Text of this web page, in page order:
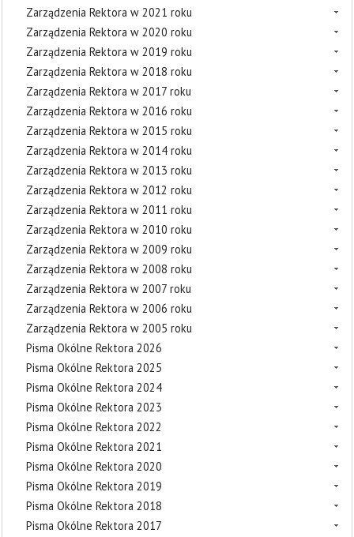
Zarządzenia Rektora w 2021 roku
Zarządzenia Rektora w 2020 roku
Zarządzenia Rektora w 2019 roku
Zarządzenia Rektora w 2018 roku
Zarządzenia Rektora w 2017 roku
Zarządzenia Rektora w 2016 roku
Zarządzenia Rektora w 2015 roku
Zarządzenia Rektora w 2014 roku
Zarządzenia Rektora w 2013 roku
Zarządzenia Rektora w 2012 roku
Zarządzenia Rektora w 2011 roku
Zarządzenia Rektora w 2010 roku
Zarządzenia Rektora w 2009 roku
Zarządzenia Rektora w 2008 roku
Zarządzenia Rektora w 2007 roku
Zarządzenia Rektora w 2006 roku
Zarządzenia Rektora w 2005 roku
Pisma Okólne Rektora 2026
Pisma Okólne Rektora 2025
Pisma Okólne Rektora 2024
Pisma Okólne Rektora 2023
Pisma Okólne Rektora 2022
Pisma Okólne Rektora 2021
Pisma Okólne Rektora 2020
Pisma Okólne Rektora 2019
Pisma Okólne Rektora 2018
Pisma Okólne Rektora 2017